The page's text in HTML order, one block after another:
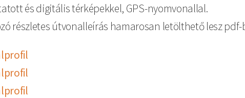
és digitális térképekkel, GPS-nyomvonallal.
részletes útvonalleírás hamarosan letölthető lesz